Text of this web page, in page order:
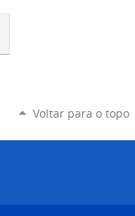
Voltar para o topo